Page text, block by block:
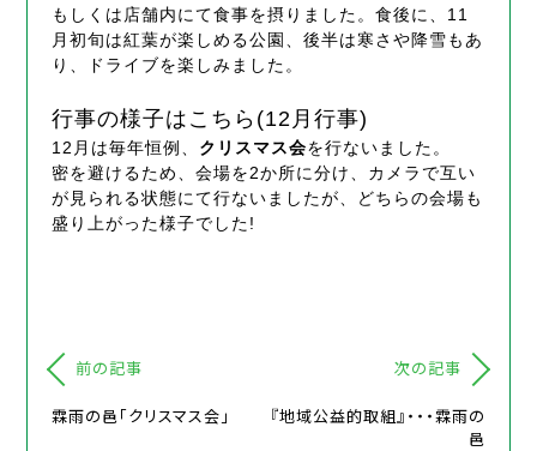
もしくは店舗内にて食事を摂りました。食後に、11
月初旬は紅葉が楽しめる公園、後半は寒さや降雪もあ
り、ドライブを楽しみました。
行事の様子はこちら(12月行事)
12月は毎年恒例、 クリスマス会を行ないました。
密を避けるため、会場を2か所に分け、カメラで互い
が見られる状態にて行ないましたが、どちらの会場も
盛り上がった様子でした!
前の記事
霖雨の邑「クリスマス会」
次の記事
『地域公益的取組』・・・霖雨の
邑